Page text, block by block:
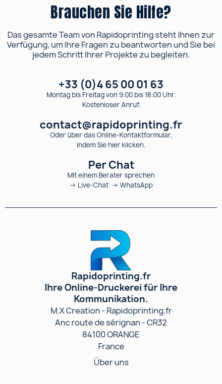
Brauchen Sie Hilfe?
Das gesamte Team von Rapidoprinting steht Ihnen zur
Verfügung, um Ihre Fragen zu beantworten und Sie bei
jedem Schritt Ihrer Projekte zu begleiten.
+33 (0)4 65 00 01 63
Montag bis Freitag von 9:00 bis 18:00 Uhr.
Kostenloser Anruf.
contact@rapidoprinting.fr
Oder über das Online-Kontaktformular,
indem Sie hier klicken.
Per Chat
Mit einem Berater sprechen
→ Live-Chat → WhatsApp
Rapidoprinting.fr
Ihre Online-Druckerei für Ihre
Kommunikation.
M.X Creation - Rapidoprinting.fr
Anc route de sérignan - CR32
84100 ORANGE
France
Über uns